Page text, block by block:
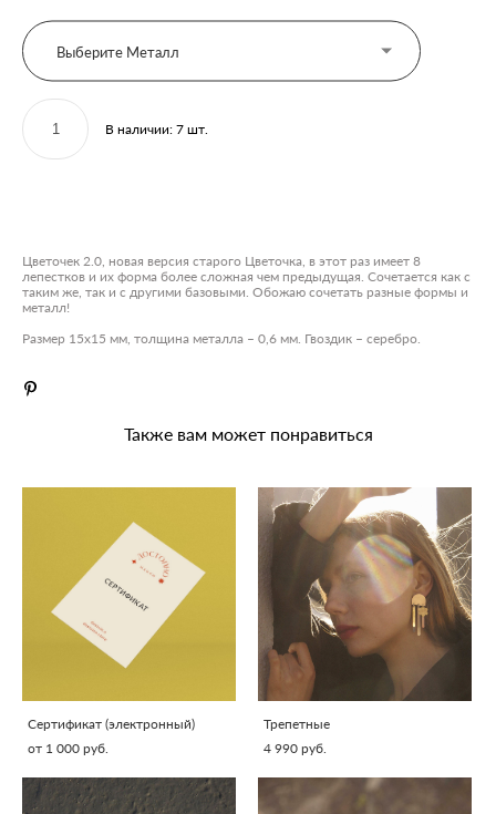
Выберите Металл
В наличии: 7 шт.
Цветочек 2.0, новая версия старого Цветочка, в этот раз имеет 8
лепестков и их форма более сложная чем предыдущая. Сочетается как с
таким же, так и с другими базовыми. Обожаю сочетать разные формы и
металл!
Размер 15х15 мм, толщина металла – 0,6 мм. Гвоздик – серебро.
Также вам может понравиться
Сертификат (электронный)
от 1 000 pуб.
Трепетные
4 990 pуб.